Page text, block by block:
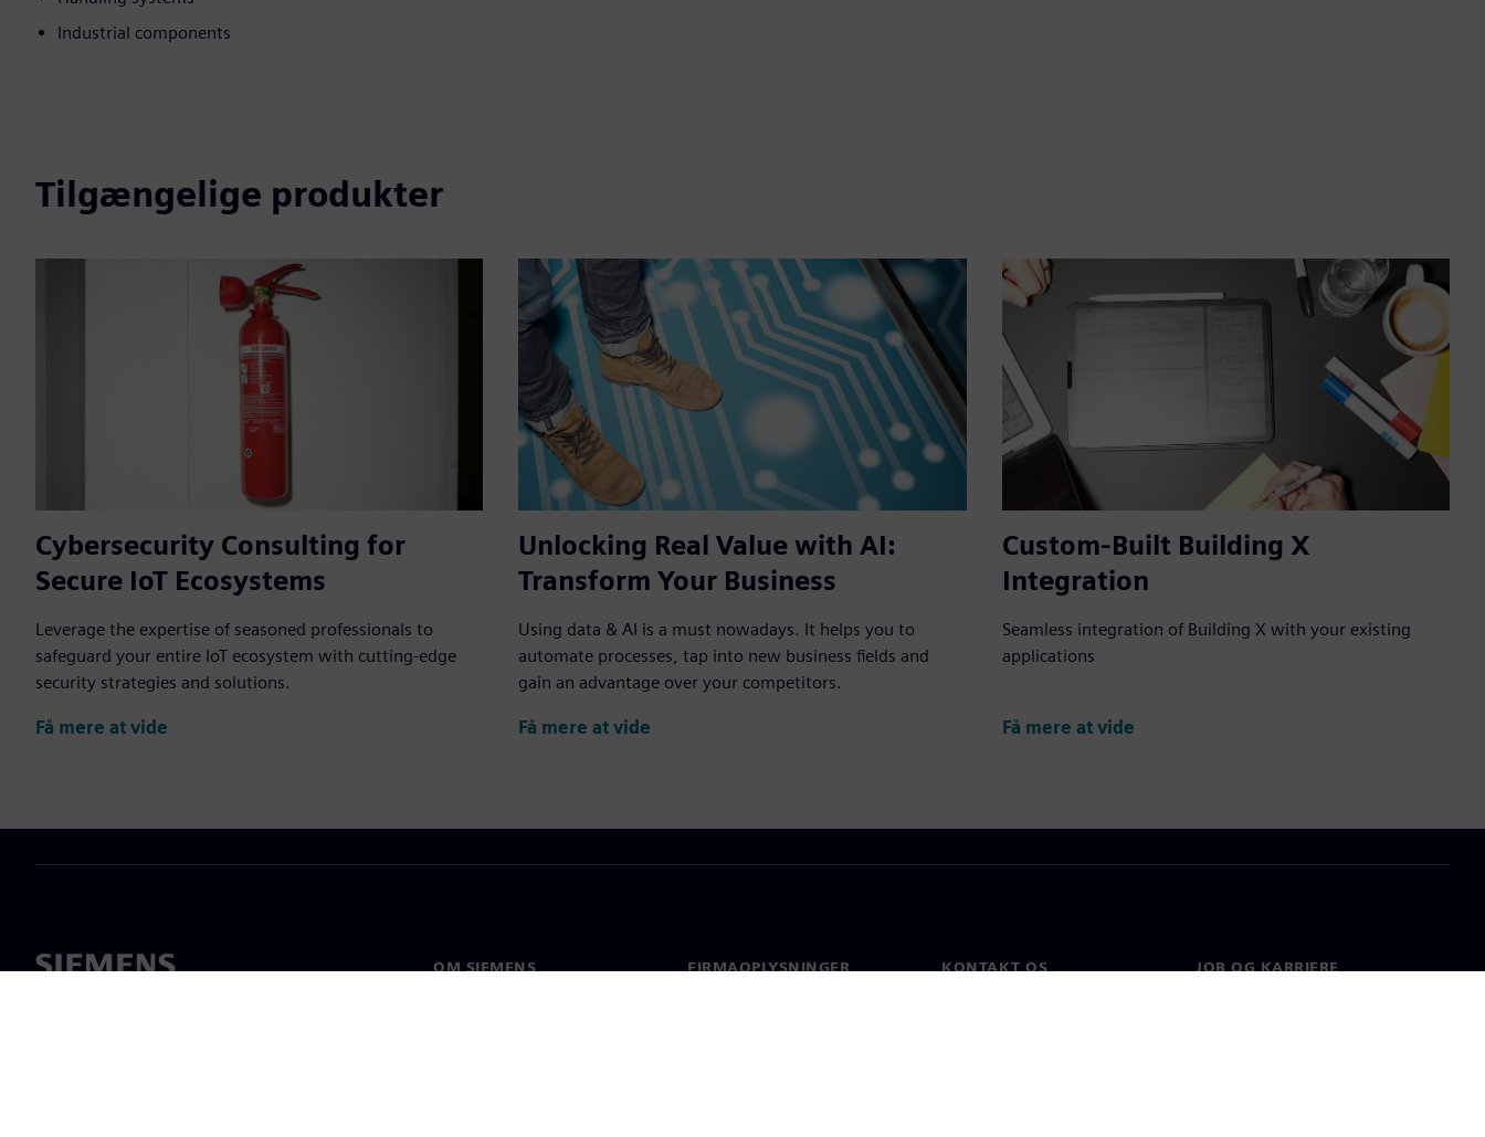
Industrial components
Tilgængelige produkter
Cybersecurity Consulting for
Secure IoT Ecosystems
Leverage the expertise of seasoned professionals to
safeguard your entire IoT ecosystem with cutting-edge
security strategies and solutions.
Få mere at vide
Unlocking Real Value with AI:
Transform Your Business
Using data & AI is a must nowadays. It helps you to
automate processes, tap into new business fields and
gain an advantage over your competitors.
Få mere at vide
Custom-Built Building X
Integration
Seamless integration of Building X with your existing
applications
Få mere at vide
OM SIEMENS FIRMAOPLYSNINGER KONTAKT OS JOB OG KARRIERE